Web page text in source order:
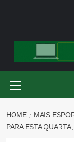
Menu
HOME MAIS
PARA ESTA